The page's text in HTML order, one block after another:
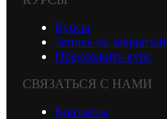
Курсы
Запись на
Предложить курс
СВЯЗАТЬСЯ С НАМИ
Контакты